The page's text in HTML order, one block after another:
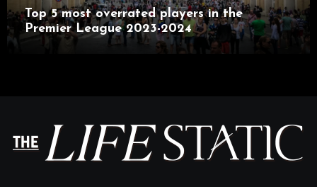
Top 5 most overrated players in the
Premier League 2023-2024